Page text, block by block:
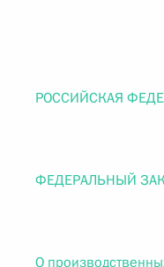
РОССИЙСКАЯ
ФЕДЕРАЛЬНЫЙ
О